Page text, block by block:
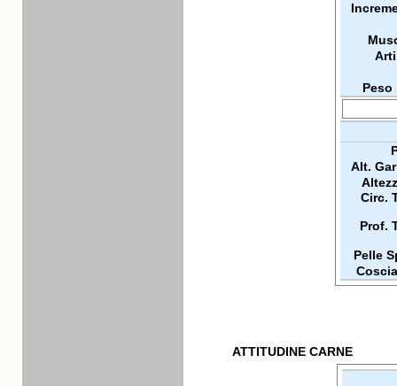
Peso
Alt.
Circ.
Prof.
Pelle
ATTITUDINE CARNE